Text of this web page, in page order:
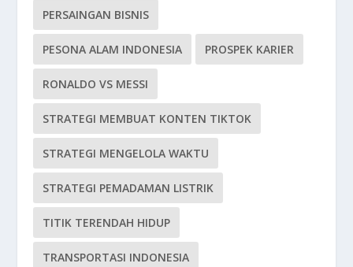
PERSAINGAN BISNIS
PESONA ALAM INDONESIA PROSPEK KARIER
RONALDO VS MESSI
STRATEGI MEMBUAT KONTEN TIKTOK
STRATEGI MENGELOLA WAKTU
STRATEGI PEMADAMAN LISTRIK
TITIK TERENDAH HIDUP
TRANSPORTASI INDONESIA